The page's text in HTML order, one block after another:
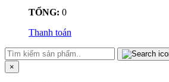
TỔNG: 0
Thanh toán
×